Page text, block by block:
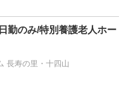
勤のみ/特別養護老人ホー
長寿の里・十四山